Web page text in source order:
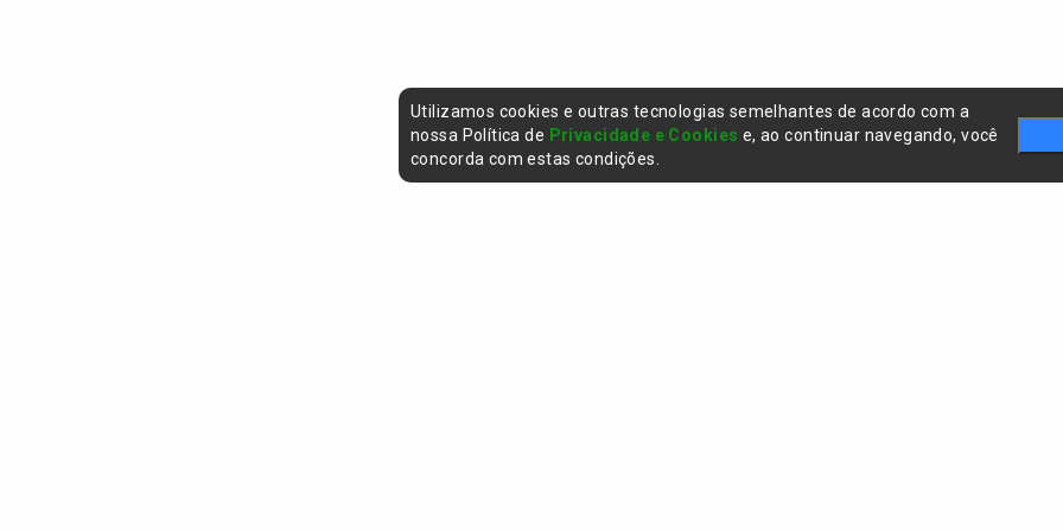
Utilizamos cookies e outras tecnologias semelhantes de acordo com a
nossa Política de Privacidade e Cookies e, ao continuar navegando, você
concorda com estas condições.